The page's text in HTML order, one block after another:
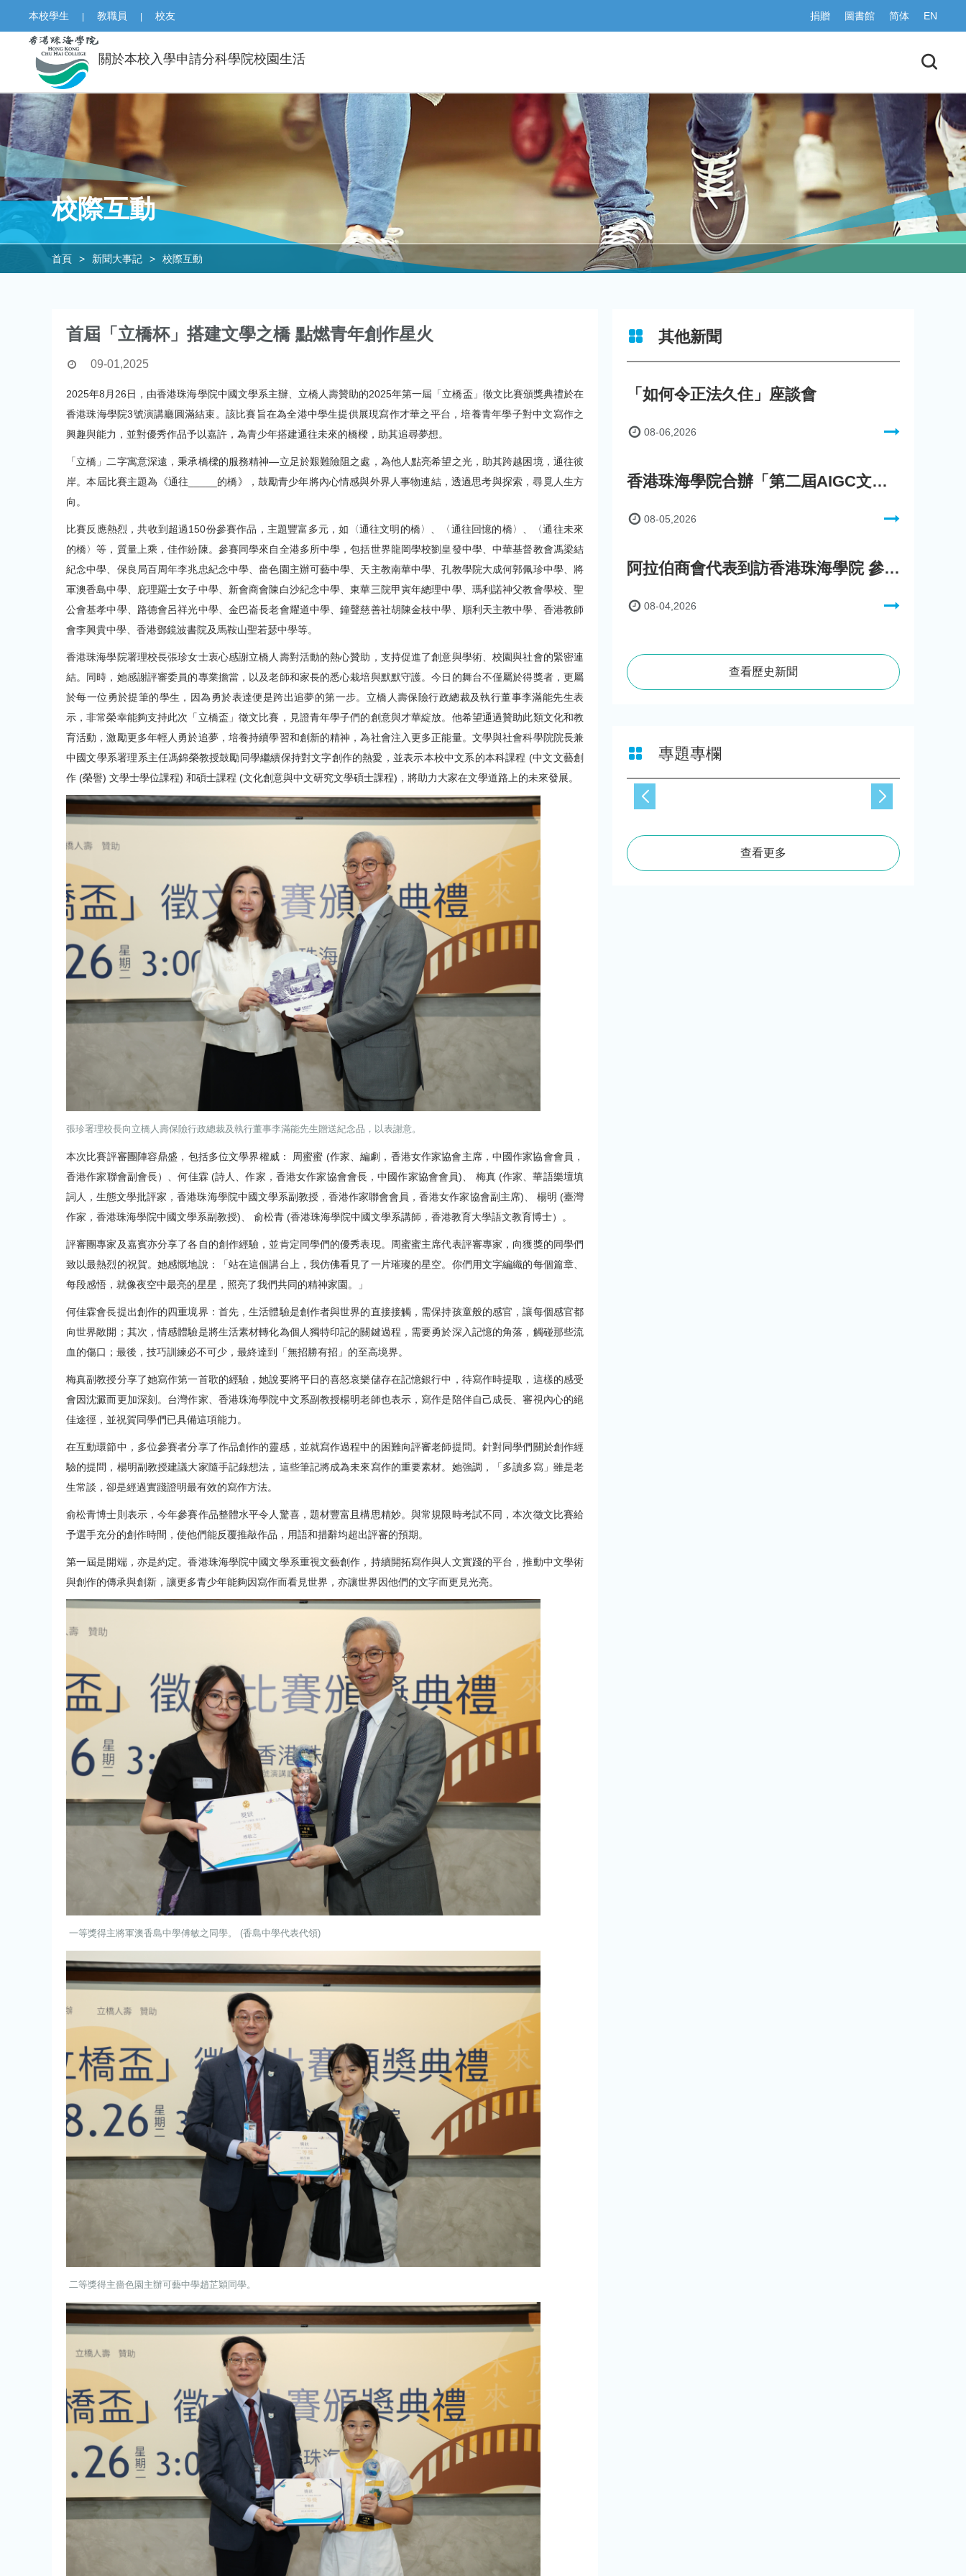
本校學生 | 教職員 | 校友 捐贈 圖書館 简体 EN
關於本校入學申請分科學院校園生活
校際互動
首頁 > 新聞大事記 > 校際互動
首屆「立橋杯」搭建文學之橋 點燃青年創作星火
09-01,2025
2025年8月26日，由香港珠海學院中國文學系主辦、立橋人壽贊助的2025年第一屆「立橋盃」徵文比賽頒獎典禮於在
香港珠海學院3號演講廳圓滿結束。該比賽旨在為全港中學生提供展現寫作才華之平台，培養青年學子對中文寫作之
興趣與能力，並對優秀作品予以嘉許，為青少年搭建通往未來的橋樑，助其追尋夢想。
「立橋」二字寓意深遠，秉承橋樑的服務精神—立足於艱難險阻之處，為他人點亮希望之光，助其跨越困境，通往彼
岸。本屆比賽主題為《通往_____的橋》，鼓勵青少年將內心情感與外界人事物連結，透過思考與探索，尋覓人生方
向。
比賽反應熱烈，共收到超過150份參賽作品，主題豐富多元，如〈通往文明的橋〉、〈通往回憶的橋〉、〈通往未來
的橋〉等，質量上乘，佳作紛陳。參賽同學來自全港多所中學，包括世界龍岡學校劉皇發中學、中華基督教會馮梁結
紀念中學、保良局百周年李兆忠紀念中學、嗇色園主辦可藝中學、天主教南華中學、孔教學院大成何郭佩珍中學、將
軍澳香島中學、庇理羅士女子中學、新會商會陳白沙紀念中學、東華三院甲寅年總理中學、瑪利諾神父教會學校、聖
公會基孝中學、路德會呂祥光中學、金巴崙長老會耀道中學、鐘聲慈善社胡陳金枝中學、順利天主教中學、香港教師
會李興貴中學、香港鄧鏡波書院及馬鞍山聖若瑟中學等。
香港珠海學院署理校長張珍女士衷心感謝立橋人壽對活動的熱心贊助，支持促進了創意與學術、校園與社會的緊密連
結。同時，她感謝評審委員的專業擔當，以及老師和家長的悉心栽培與默默守護。今日的舞台不僅屬於得獎者，更屬
於每一位勇於提筆的學生，因為勇於表達便是跨出追夢的第一步。立橋人壽保險行政總裁及執行董事李滿能先生表
示，非常榮幸能夠支持此次「立橋盃」徵文比賽，見證青年學子們的創意與才華綻放。他希望通過贊助此類文化和教
育活動，激勵更多年輕人勇於追夢，培養持續學習和創新的精神，為社會注入更多正能量。文學與社會科學院院長兼
中國文學系署理系主任馮錦榮教授鼓勵同學繼續保持對文字創作的熱愛，並表示本校中文系的本科課程 (中文文藝創
作 (榮譽) 文學士學位課程) 和碩士課程 (文化創意與中文研究文學碩士課程)，將助力大家在文學道路上的未來發展。
張珍署理校長向立橋人壽保險行政總裁及執行董事李滿能先生贈送紀念品，以表謝意。
本次比賽評審團陣容鼎盛，包括多位文學界權威： 周蜜蜜 (作家、編劇，香港女作家協會主席，中國作家協會會員，
香港作家聯會副會長）、何佳霖 (詩人、作家，香港女作家協會會長，中國作家協會會員)、 梅真 (作家、華語樂壇填
詞人，生態文學批評家，香港珠海學院中國文學系副教授，香港作家聯會會員，香港女作家協會副主席)、 楊明 (臺灣
作家，香港珠海學院中國文學系副教授)、 俞松青 (香港珠海學院中國文學系講師，香港教育大學語文教育博士）。
評審團專家及嘉賓亦分享了各自的創作經驗，並肯定同學們的優秀表現。周蜜蜜主席代表評審專家，向獲獎的同學們
致以最熱烈的祝賀。她感慨地說：「站在這個講台上，我仿佛看見了一片璀璨的星空。你們用文字編織的每個篇章、
每段感悟，就像夜空中最亮的星星，照亮了我們共同的精神家園。」
何佳霖會長提出創作的四重境界：首先，生活體驗是創作者與世界的直接接觸，需保持孩童般的感官，讓每個感官都
向世界敞開；其次，情感體驗是將生活素材轉化為個人獨特印記的關鍵過程，需要勇於深入記憶的角落，觸碰那些流
血的傷口；最後，技巧訓練必不可少，最終達到「無招勝有招」的至高境界。
梅真副教授分享了她寫作第一首歌的經驗，她說要將平日的喜怒哀樂儲存在記憶銀行中，待寫作時提取，這樣的感受
會因沈澱而更加深刻。台灣作家、香港珠海學院中文系副教授楊明老師也表示，寫作是陪伴自己成長、審視內心的絕
佳途徑，並祝賀同學們已具備這項能力。
在互動環節中，多位參賽者分享了作品創作的靈感，並就寫作過程中的困難向評審老師提問。針對同學們關於創作經
驗的提問，楊明副教授建議大家隨手記錄想法，這些筆記將成為未來寫作的重要素材。她強調，「多讀多寫」雖是老
生常談，卻是經過實踐證明最有效的寫作方法。
俞松青博士則表示，今年參賽作品整體水平令人驚喜，題材豐富且構思精妙。與常規限時考試不同，本次徵文比賽給
予選手充分的創作時間，使他們能反覆推敲作品，用語和措辭均超出評審的預期。
第一屆是開端，亦是約定。香港珠海學院中國文學系重視文藝創作，持續開拓寫作與人文實踐的平台，推動中文學術
與創作的傳承與創新，讓更多青少年能夠因寫作而看見世界，亦讓世界因他們的文字而更見光亮。
一等獎得主將軍澳香島中學傅敏之同學。 (香島中學代表代領)
二等獎得主嗇色園主辦可藝中學趙芷穎同學。
其他新聞
「如何令正法久住」座談會
08-06,2026
香港珠海學院合辦「第二屆AIGC文化數字內容創作比賽」
08-05,2026
阿拉伯商會代表到訪香港珠海學院 參與「一帶一路」政策圓桌會議
08-04,2026
查看歷史新聞
專題專欄
查看更多